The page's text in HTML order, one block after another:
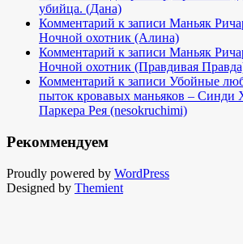
убийца. (Дана)
Комментарий к записи Маньяк
Ночной охотник (Алина)
Комментарий к записи Маньяк
Ночной охотник (Правдивая
Комментарий к записи Убойные
пыток кровавых маньяков – Синди
Паркера Рея (nesokruchimi)
Рекоммендуем
Proudly powered by WordPress
Designed by Themient